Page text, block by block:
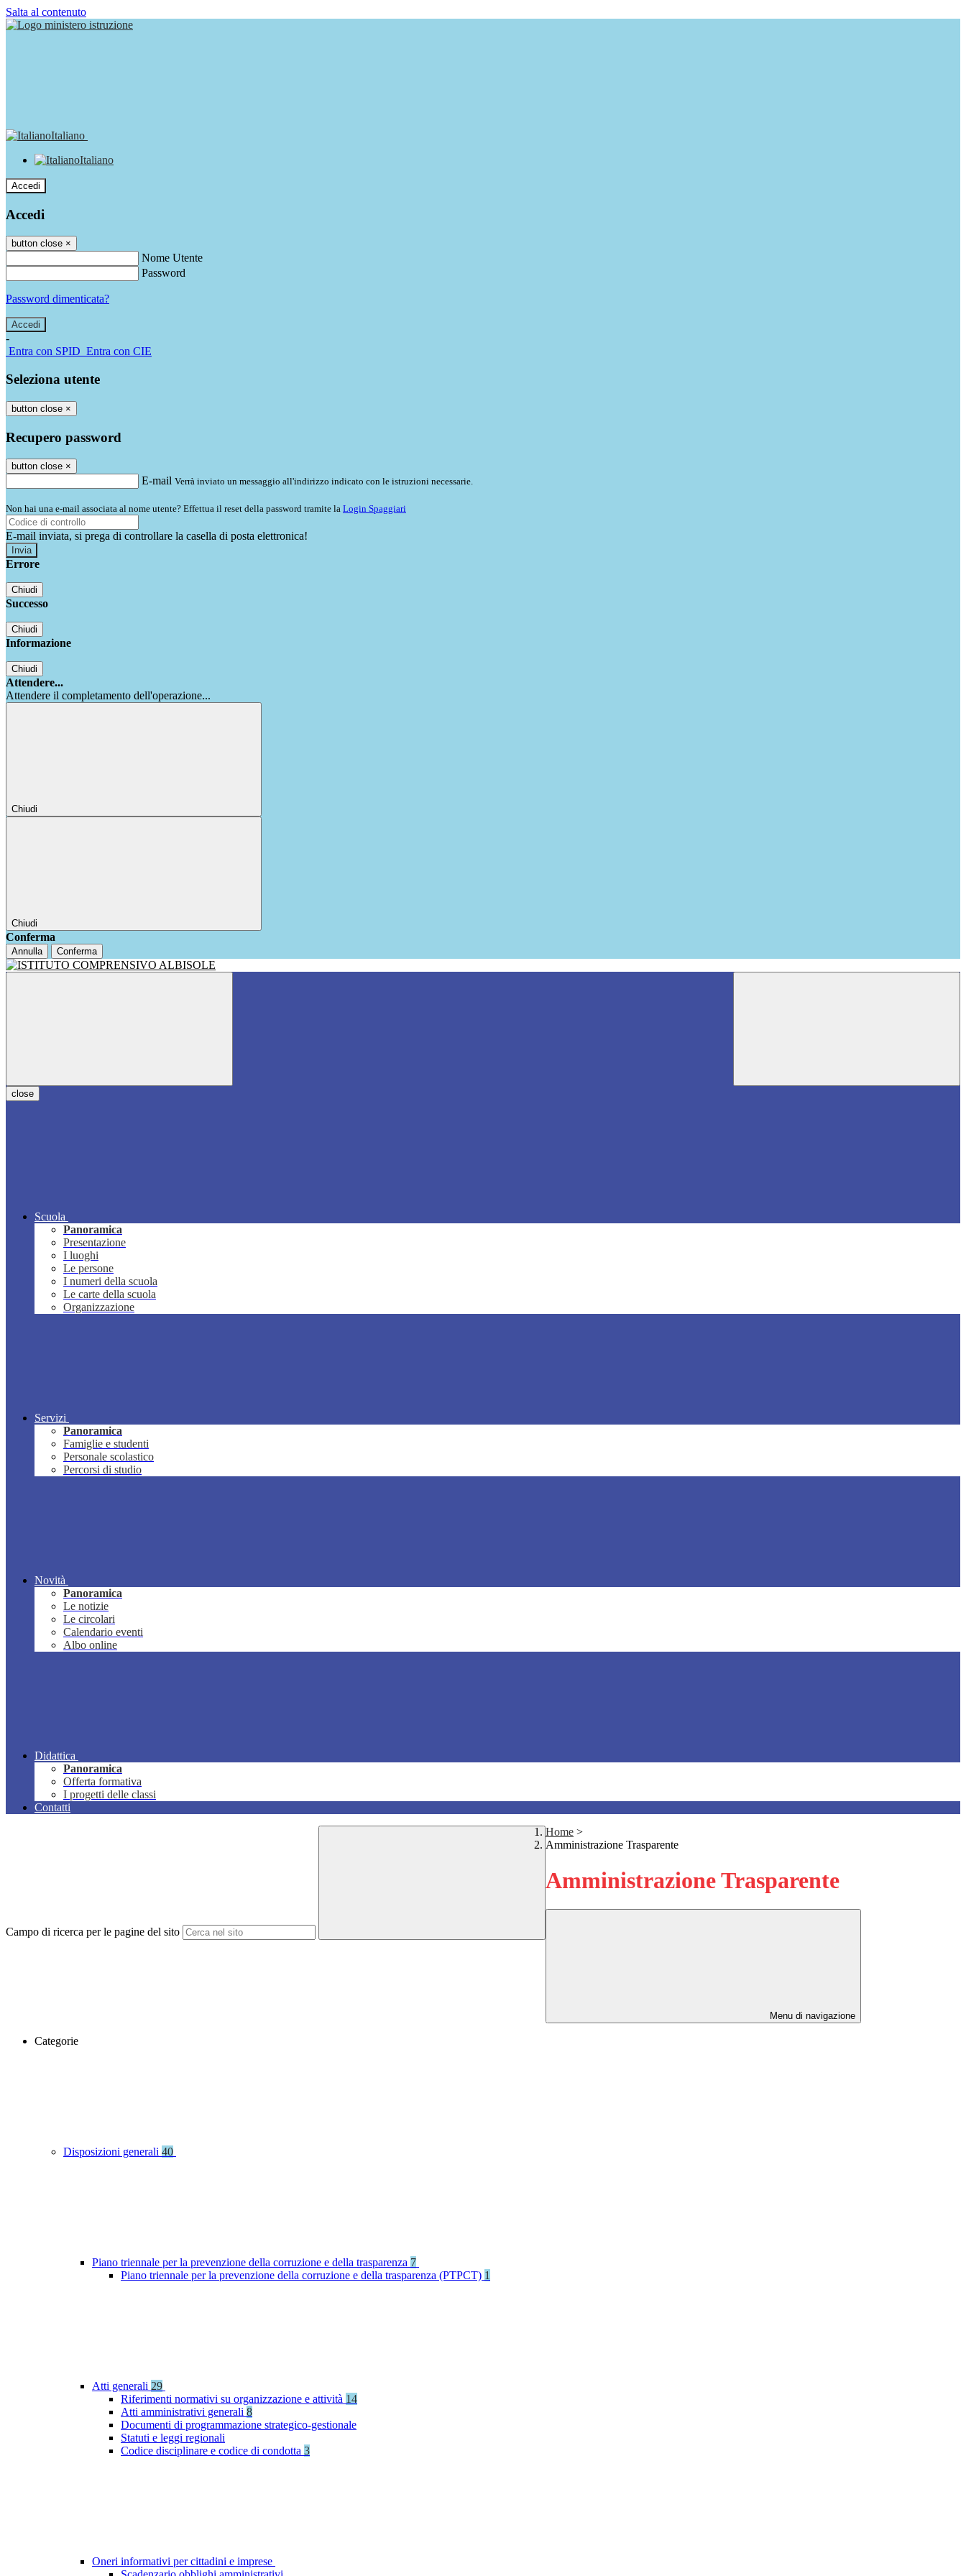
Salta al contenuto
Italiano
Italiano
Accedi
Accedi
button close ×
Nome Utente
Password
Password dimenticata?
-
Entra con SPID Entra con CIE
Seleziona utente
button close ×
Recupero password
button close ×
E-mail Verrà inviato un messaggio all'indirizzo indicato con le istruzioni necessarie.
Non hai una e-mail associata al nome utente? Effettua il reset della password tramite la Login Spaggiari
E-mail inviata, si prega di controllare la casella di posta elettronica!
Errore
Chiudi
Successo
Chiudi
Informazione
Chiudi
Attendere...
Attendere il completamento dell'operazione...
Chiudi
Chiudi
Conferma
Annulla Conferma
close
Scuola
Panoramica
Presentazione
I luoghi
Le persone
I numeri della scuola
Le carte della scuola
Organizzazione
Servizi
Panoramica
Famiglie e studenti
Personale scolastico
Percorsi di studio
Novità
Panoramica
Le notizie
Le circolari
Calendario eventi
Albo online
Didattica
Panoramica
Offerta formativa
I progetti delle classi
Contatti
Campo di ricerca per le pagine del sito
Home >
Amministrazione Trasparente
Amministrazione Trasparente
Menu di navigazione
Categorie
Disposizioni generali 40
Piano triennale per la prevenzione della corruzione e della trasparenza 7
Piano triennale per la prevenzione della corruzione e della trasparenza (PTPCT) 1
Atti generali 29
Riferimenti normativi su organizzazione e attività 14
Atti amministrativi generali 8
Documenti di programmazione strategico-gestionale
Statuti e leggi regionali
Codice disciplinare e codice di condotta 3
Oneri informativi per cittadini e imprese